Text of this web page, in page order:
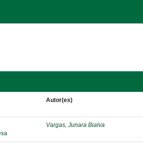
Autor(es)
Vargas, Junara Bialva